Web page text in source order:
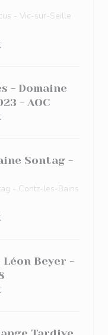
- Vic-sur-Seille
- Domaine
- AOC
Sontag -
- Contz-les-Bains
Beyer -